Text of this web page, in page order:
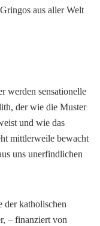
aus aller Welt
werden sensationelle
der wie die Muster
und wie das
mittlerweile bewacht
uns unerfindlichen
der katholischen
– finanziert von